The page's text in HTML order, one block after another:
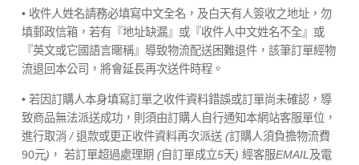
• 收件人姓名請務必填寫中文全名，及白天有人簽收之地址，勿
填郵政信箱，若有『地址缺漏』或『收件人中文姓名不全』或
『英文或它國語言暱稱』導致物流配送困難退件，該筆訂單經物
流退回本公司，將會延長再次送件時程。
• 若因訂購人本身填寫訂單之收件資料錯誤或訂單尚未確認，導
致商品無法派送成功，則須由訂購人自行通知本網站客服單位，
進行取消 /退款或更正收件資料再次派送(訂購人須負擔物流費
90元) ， 若訂單超過處理期 (自訂單成立5天) 經客服EMAIL 及電